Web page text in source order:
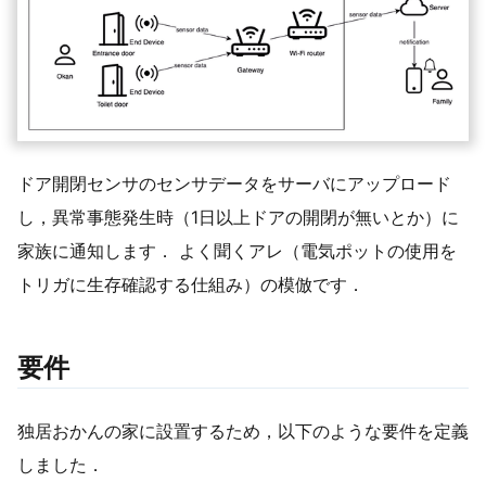
ドア開閉センサのセンサデータをサーバにアップロード
し，異常事態発生時（1日以上ドアの開閉が無いとか）に
家族に通知します． よく聞くアレ（電気ポットの使用を
トリガに生存確認する仕組み）の模倣です．
要件
独居おかんの家に設置するため，以下のような要件を定義
しました．